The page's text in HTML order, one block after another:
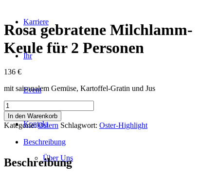
Karriere
Ihr
Event
Kontakt
Über Uns
Rosa gebratene Milchlamm-
Keule für 2 Personen
136 €
mit saisonalem Gemüse, Kartoffel-Gratin und Jus
Rosa
gebratene
Milchlamm-
Keule
Personen
Menge
In den Warenkorb
Kategorie:Ostern Schlagwort: Oster-Highlight
Beschreibung
Beschreibung